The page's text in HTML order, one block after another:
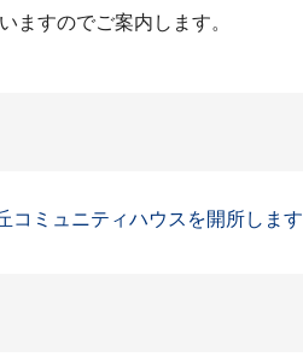
ますのでご案内します。
ミュニティハウスを開所しま